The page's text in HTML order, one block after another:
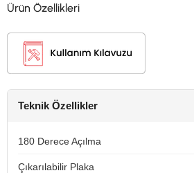
Ürün Özellikleri
Teknik Özellikler
180 Derece Açılma
Çıkarılabilir Plaka